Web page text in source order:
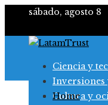
sábado, agosto 8
Ciencia y
Inversiones
Cultura y
Home